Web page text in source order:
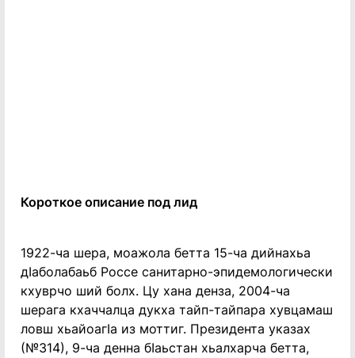
Короткое описание под лид
1922-ча шера, моажола бетта 15-ча дийнахьа
дIаболабаьб Россе санитарно-эпидемологически
кхуврчо ший болх. Цу хана денза, 2004-ча
шерага кхаччалца дукха тайп-тайпара хувцамаш
ловш хьайоагIа из моттиг. Президента указах
(№314), 9-ча денна бIаьстан хьалхарча бетта,